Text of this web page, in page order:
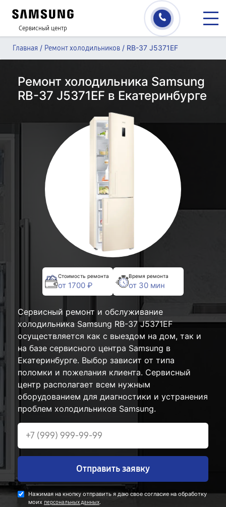
Сервисный центр
Главная / Ремонт холодильников / RB-37 J5371EF
Ремонт холодильника Samsung
RB-37 J5371EF в Екатеринбурге
Стоимость ремонта
от 1700 ₽
Время ремонта
от 30 мин
Сервисный ремонт и обслуживание
холодильника Samsung RB-37 J5371EF
осуществляется как с выездом на дом, так и
на базе сервисного центра Samsung в
Екатеринбурге. Выбор зависит от типа
поломки и пожелания клиента. Сервисный
центр располагает всем нужным
оборудованием для диагностики и устранения
проблем холодильников Samsung.
Отправить заявку
Нажимая на кнопку отправить я даю свое согласие на обработку
моих персональных данных.